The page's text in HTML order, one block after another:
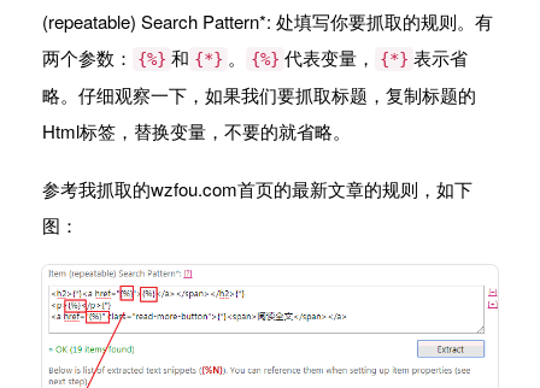
(repeatable) Search Pattern*: 处填写你要抓取的规则。有
两个参数：
{%} 和 {*} 。 {%} 代表变量， {*} 表示省
略。仔细观察一下，如果我们要抓取标题，复制标题的
Html标签，替换变量，不要的就省略。
参考我抓取的wzfou.com首页的最新文章的规则，如下
图：